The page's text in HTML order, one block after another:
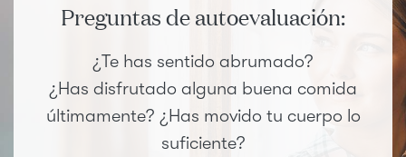
Preguntas de autoevaluación:
¿Te has sentido abrumado?
¿Has disfrutado alguna buena comida
últimamente? ¿Has movido tu cuerpo lo
suficiente?